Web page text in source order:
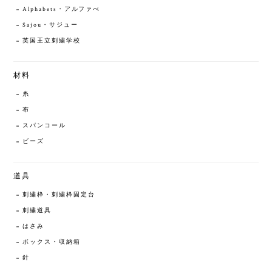
Alphabets・アルファべ
Sajou・サジュー
英国王立刺繍学校
材料
糸
布
スパンコール
ビーズ
道具
刺繍枠・刺繍枠固定台
刺繍道具
はさみ
ボックス・収納箱
針